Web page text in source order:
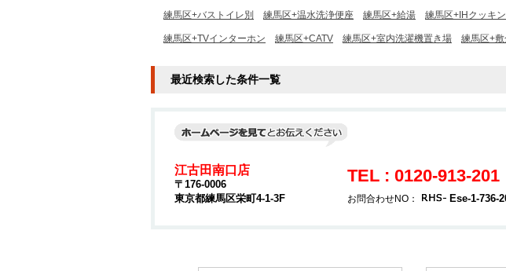
練馬区+バストイレ別 練馬区+温水洗浄便座 練馬区+給湯 練馬区+IHクッキ
練馬区+TVインターホン 練馬区+CATV 練馬区+室内洗濯機置き場 練馬区+
最近検索した条件一覧
江古田南口店
〒176-0006
東京都練馬区栄町4-1-3F
TEL : 0120-913-201
お問合わせNO： Ese-1-736-